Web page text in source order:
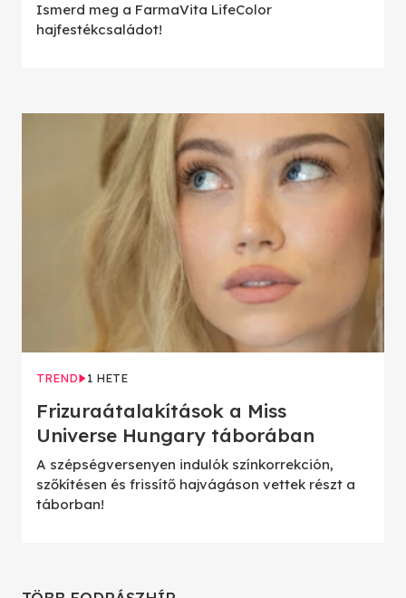
Ismerd meg a FarmaVita LifeColor
hajfestékcsaládot!
TREND 1 HETE
Frizuraátalakítások a Miss
Universe Hungary táborában
A szépségversenyen indulók színkorrekción,
szőkítésen és frissítő hajvágáson vettek részt a
táborban!